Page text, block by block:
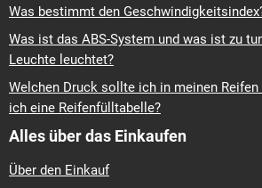
Was bestimmt den
Was ist das ABS-System und was ist zu
Leuchte leuchtet?
Welchen Druck sollte ich in meinen
ich eine Reifenfülltabelle?
Alles über das Einkaufen
Über den Einkauf